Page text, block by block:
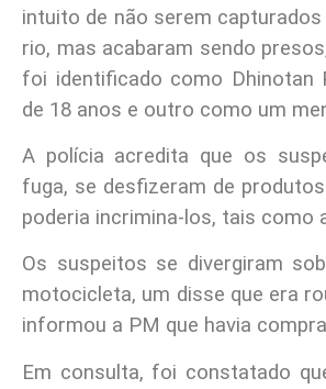
intuito de não serem
rio, mas acabaram sendo
foi identificado como Dhinotan
de 18 anos e outro como um
A polícia acredita que os
fuga, se desfizeram de
poderia incrimina-los, tais como
Os suspeitos se divergiram
motocicleta, um disse que era
informou a PM que havia
Em consulta, foi constatado